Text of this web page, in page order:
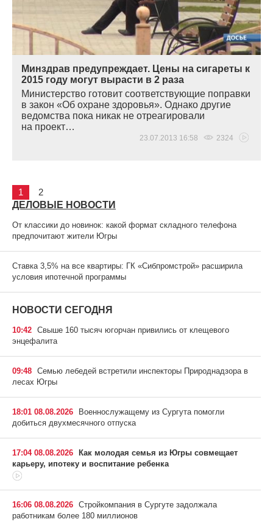
Минздрав предупреждает. Цены на сигареты к
2015 году могут вырасти в 2 раза
Министерство готовит соответствующие поправки
в закон «Об охране здоровья». Однако другие
ведомства пока никак не отреагировали
на проект…
23.07.2013 16:58 2324
1 2
ДЕЛОВЫЕ НОВОСТИ
От классики до новинок: какой формат складного телефона
предпочитают жители Югры
Ставка 3,5% на все квартиры: ГК «Сибпромстрой» расширила
условия ипотечной программы
НОВОСТИ СЕГОДНЯ
10:42 Свыше 160 тысяч югорчан привились от клещевого
энцефалита
09:48 Семью лебедей встретили инспекторы Природнадзора в
лесах Югры
18:01 08.08.2026
Военнослужащему из Сургута помогли
добиться двухмесячного отпуска
17:04 08.08.2026
Как молодая семья из Югры совмещает
карьеру, ипотеку и воспитание ребенка
16:06 08.08.2026 Стройкомпания в Сургуте задолжала
работникам более 180 миллионов